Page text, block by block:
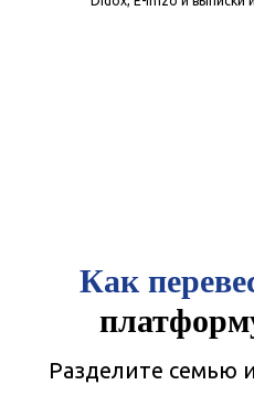
Как
Разделите семью